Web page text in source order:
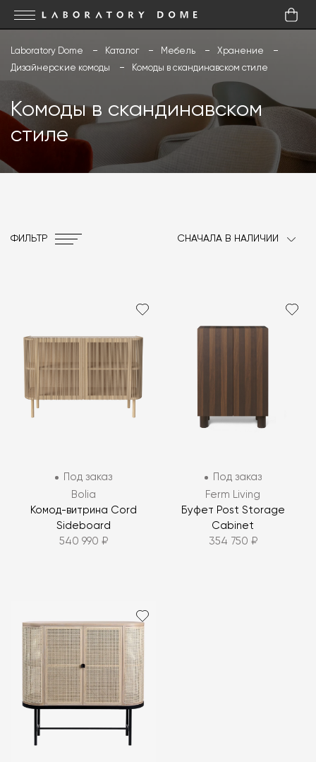
Laboratory Dome Каталог Мебель
Хранение
Дизайнерские комоды
Комоды в скандинавском стиле
Комоды в скандинавском
стиле
ФИЛЬТР СНАЧАЛА В НАЛИЧИИ
Под заказ
Bolia
Комод-витрина Cord
Sideboard
540 990 ₽
Под заказ
Ferm Living
Буфет Post Storage
Cabinet
354 750 ₽